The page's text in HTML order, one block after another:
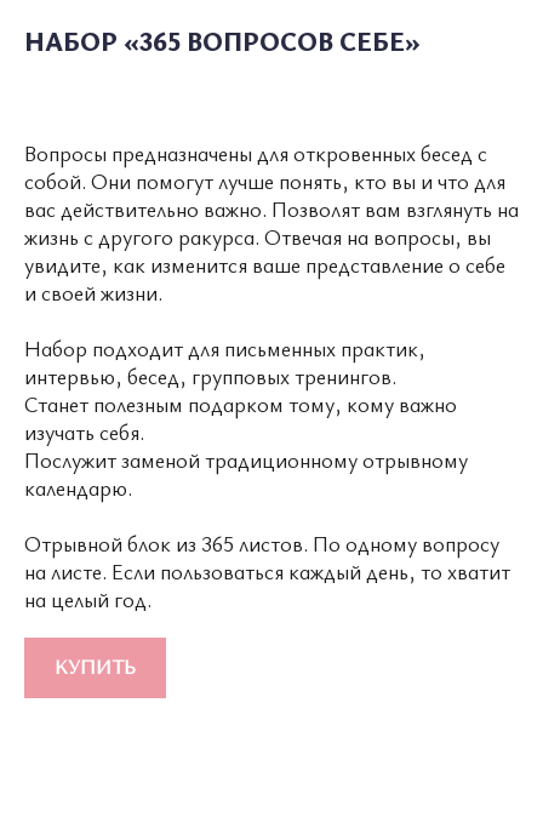
НАБОР «365 ВОПРОСОВ СЕБЕ»
Вопросы предназначены для откровенных бесед с
собой. Они помогут лучше понять, кто вы и что для
вас действительно важно. Позволят вам взглянуть на
жизнь с другого ракурса. Отвечая на вопросы, вы
увидите, как изменится ваше представление о себе
и своей жизни.
Набор подходит для письменных практик,
интервью, бесед, групповых тренингов.
Станет полезным подарком тому, кому важно
изучать себя.
Послужит заменой традиционному отрывному
календарю.
Отрывной блок из 365 листов. По одному вопросу
на листе. Если пользоваться каждый день, то хватит
на целый год.
КУПИТЬ
© 2026 ВСЕ ПРАВА ЗАЩИЩЕНЫ
ПОЛИТИКА КОНФИДЕНЦИАЛЬНОСТИ
О ПОЛКЕ КАТАЛОГ СОТРУДНИЧЕСТВО
MADE BY LUXURY
MARKETING
WONDERLAND